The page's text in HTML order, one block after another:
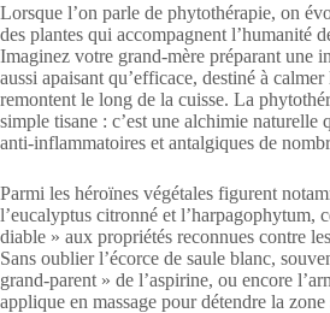
Lorsque l’on parle de phytothérapie, on
des plantes qui accompagnent l’humanité
Imaginez votre grand-mère préparant une
aussi apaisant qu’efficace, destiné à
remontent le long de la cuisse. La
simple tisane : c’est une alchimie naturelle
anti-inflammatoires et antalgiques de
Parmi les héroïnes végétales figurent
l’eucalyptus citronné et l’harpagophytum,
diable » aux propriétés reconnues contre
Sans oublier l’écorce de saule blanc,
grand-parent » de l’aspirine, ou encore
applique en massage pour détendre la zone